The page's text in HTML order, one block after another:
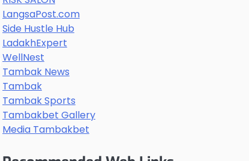
LangsaPost.com
Side Hustle Hub
LadakhExpert
WellNest
Tambak News
Tambak
Tambak Sports
Tambakbet Gallery
Media Tambakbet